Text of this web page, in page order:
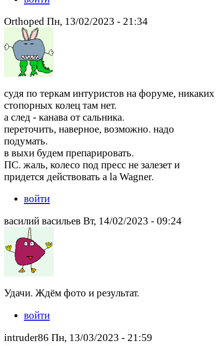
Orthoped Пн, 13/02/2023 - 21:34
судя по теркам интуристов на форуме, никаких
стопорных колец там нет.
а след - канава от сальника.
переточить, наверное, возможно. надо
подумать.
в выхи будем препарировать.
ПС. жаль, колесо под пресс не залезет и
придется действовать a la Wagner.
войти
василий васильев Вт, 14/02/2023 - 09:24
Удачи. Ждём фото и результат.
войти
intruder86 Пн, 13/03/2023 - 21:59